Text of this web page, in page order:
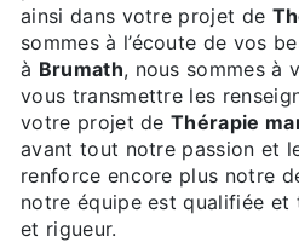
ainsi dans votre projet de
sommes à l’écoute de vos
à Brumath, nous sommes à
vous transmettre les
votre projet deThérapie
avant tout notre passion et
renforce encore plus notre
notre équipe est qualifiée
et rigueur.